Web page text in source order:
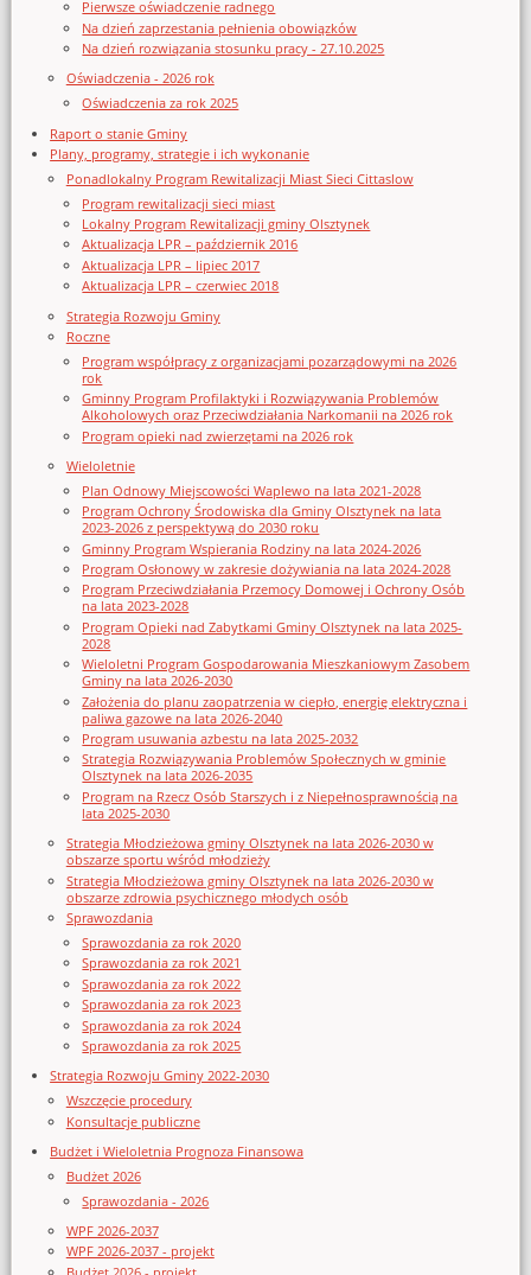
Pierwsze oświadczenie radnego
Na dzień zaprzestania pełnienia obowiązków
Na dzień rozwiązania stosunku pracy - 27.10.2025
Oświadczenia - 2026 rok
Oświadczenia za rok 2025
Raport o stanie Gminy
Plany, programy, strategie i ich wykonanie
Ponadlokalny Program Rewitalizacji Miast Sieci Cittaslow
Program rewitalizacji sieci miast
Lokalny Program Rewitalizacji gminy Olsztynek
Aktualizacja LPR – październik 2016
Aktualizacja LPR – lipiec 2017
Aktualizacja LPR – czerwiec 2018
Strategia Rozwoju Gminy
Roczne
Program współpracy z organizacjami pozarządowymi na 2026
rok
Gminny Program Profilaktyki i Rozwiązywania Problemów
Alkoholowych oraz Przeciwdziałania Narkomanii na 2026 rok
Program opieki nad zwierzętami na 2026 rok
Wieloletnie
Plan Odnowy Miejscowości Waplewo na lata 2021-2028
Program Ochrony Środowiska dla Gminy Olsztynek na lata
2023-2026 z perspektywą do 2030 roku
Gminny Program Wspierania Rodziny na lata 2024-2026
Program Osłonowy w zakresie dożywiania na lata 2024-2028
Program Przeciwdziałania Przemocy Domowej i Ochrony Osób
na lata 2023-2028
Program Opieki nad Zabytkami Gminy Olsztynek na lata 2025-
2028
Wieloletni Program Gospodarowania Mieszkaniowym Zasobem
Gminy na lata 2026-2030
Założenia do planu zaopatrzenia w ciepło, energię elektryczna i
paliwa gazowe na lata 2026-2040
Program usuwania azbestu na lata 2025-2032
Strategia Rozwiązywania Problemów Społecznych w gminie
Olsztynek na lata 2026-2035
Program na Rzecz Osób Starszych i z Niepełnosprawnością na
lata 2025-2030
Strategia Młodzieżowa gminy Olsztynek na lata 2026-2030 w
obszarze sportu wśród młodzieży
Strategia Młodzieżowa gminy Olsztynek na lata 2026-2030 w
obszarze zdrowia psychicznego młodych osób
Sprawozdania
Sprawozdania za rok 2020
Sprawozdania za rok 2021
Sprawozdania za rok 2022
Sprawozdania za rok 2023
Sprawozdania za rok 2024
Sprawozdania za rok 2025
Strategia Rozwoju Gminy 2022-2030
Wszczęcie procedury
Konsultacje publiczne
Budżet i Wieloletnia Prognoza Finansowa
Budżet 2026
Sprawozdania - 2026
WPF 2026-2037
WPF 2026-2037 - projekt